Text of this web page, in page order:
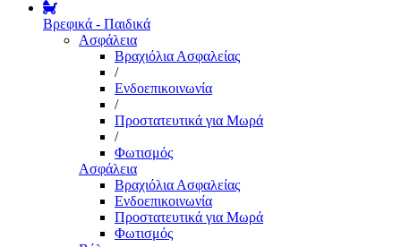
Βρεφικά - Παιδικά
Ασφάλεια
Βραχιόλια Ασφαλείας
/
Ενδοεπικοινωνία
/
Προστατευτικά για Μωρά
/
Φωτισμός
Ασφάλεια
Βραχιόλια Ασφαλείας
Ενδοεπικοινωνία
Προστατευτικά για Μωρά
Φωτισμός